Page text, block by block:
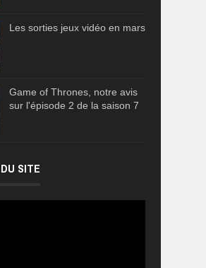
Les sorties jeux vidéo en mars
Game of Thrones, notre avis
sur l'épisode 2 de la saison 7
SITE